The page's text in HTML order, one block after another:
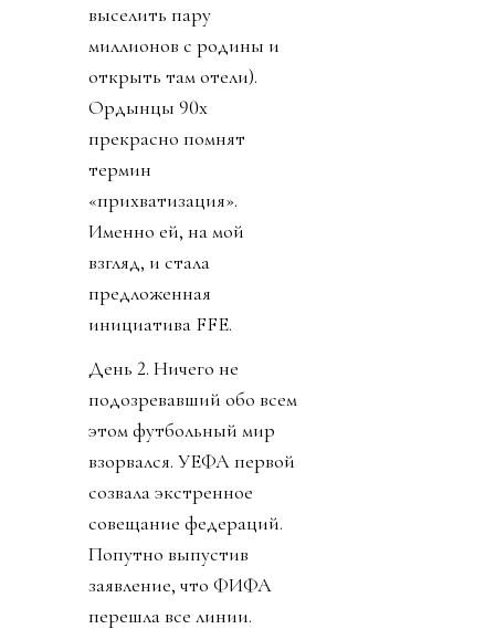
выселить пару
миллионов с родины и
открыть там отели).
Ордынцы 90х
прекрасно помнят
термин
«прихватизация».
Именно ей, на мой
взгляд, и стала
предложенная
инициатива FFE.
День 2. Ничего не
подозревавший обо всем
этом футбольный мир
взорвался. УЕФА первой
созвала экстренное
совещание федераций.
Попутно выпустив
заявление, что ФИФА
перешла все линии.